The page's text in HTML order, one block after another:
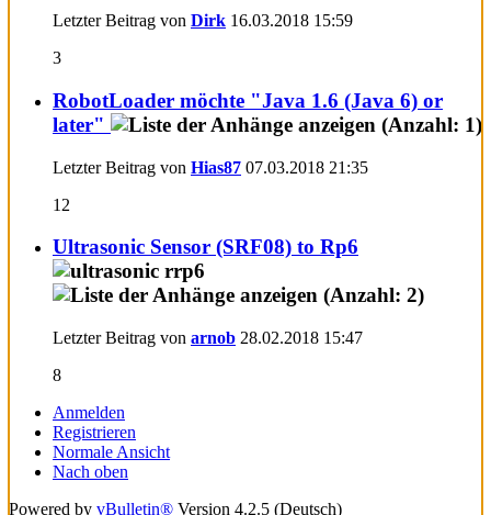
Letzter Beitrag von Dirk 16.03.2018 15:59
3
RobotLoader möchte "Java 1.6 (Java 6) or
later"
Letzter Beitrag von Hias87 07.03.2018 21:35
12
Ultrasonic Sensor (SRF08) to Rp6
Letzter Beitrag von arnob 28.02.2018 15:47
8
Anmelden
Registrieren
Normale Ansicht
Nach oben
Powered by vBulletin® Version 4.2.5 (Deutsch)